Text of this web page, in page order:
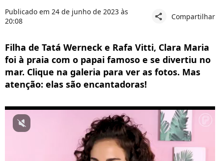
Publicado em 24 de junho de 2023 às
20:08
share Compartilhar
Filha de Tatá Werneck e Rafa Vitti, Clara Maria
foi à praia com o papai famoso e se divertiu no
mar. Clique na galeria para ver as fotos. Mas
atenção: elas são encantadoras!